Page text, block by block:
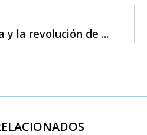
y la revolución de ...